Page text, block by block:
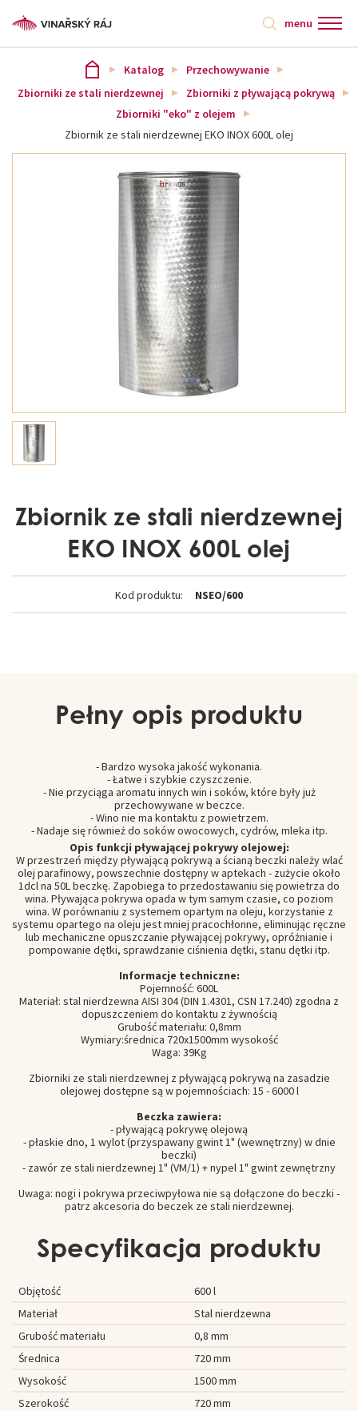
menu
Katalog
Przechowywanie
Zbiorniki ze stali nierdzewnej
Zbiorniki z pływającą pokrywą
Zbiorniki "eko" z olejem
Zbiornik ze stali nierdzewnej EKO INOX 600L olej
Zbiornik ze stali nierdzewnej
EKO INOX 600L olej
Kod produktu: NSEO/600
Pełny opis produktu
- Bardzo wysoka jakość wykonania.
- Łatwe i szybkie czyszczenie.
- Nie przyciąga aromatu innych win i soków, które były już
przechowywane w beczce.
- Wino nie ma kontaktu z powietrzem.
- Nadaje się również do soków owocowych, cydrów, mleka itp.
Opis funkcji pływającej pokrywy olejowej:
W przestrzeń między pływającą pokrywą a ścianą beczki należy wlać
olej parafinowy, powszechnie dostępny w aptekach - zużycie około
1dcl na 50L beczkę. Zapobiega to przedostawaniu się powietrza do
wina. Pływająca pokrywa opada w tym samym czasie, co poziom
wina. W porównaniu z systemem opartym na oleju, korzystanie z
systemu opartego na oleju jest mniej pracochłonne, eliminując ręczne
lub mechaniczne opuszczanie pływającej pokrywy, opróżnianie i
pompowanie dętki, sprawdzanie ciśnienia dętki, stanu dętki itp.
Informacje techniczne:
Pojemność: 600L
Materiał: stal nierdzewna AISI 304 (DIN 1.4301, CSN 17.240) zgodna z
dopuszczeniem do kontaktu z żywnością
Grubość materiału: 0,8mm
Wymiary:średnica 720x1500mm wysokość
Waga: 39Kg
Zbiorniki ze stali nierdzewnej z pływającą pokrywą na zasadzie
olejowej dostępne są w pojemnościach: 15 - 6000 l
Beczka zawiera:
- pływającą pokrywę olejową
- płaskie dno, 1 wylot (przyspawany gwint 1" (wewnętrzny) w dnie
beczki)
- zawór ze stali nierdzewnej 1" (VM/1) + nypel 1" gwint zewnętrzny
Uwaga: nogi i pokrywa przeciwpyłowa nie są dołączone do beczki -
patrz akcesoria do beczek ze stali nierdzewnej.
Specyfikacja produktu
Objętość
600 l
Materiał
Stal nierdzewna
Grubość materiału
0,8 mm
Średnica
720 mm
Wysokość
1500 mm
Szerokość
720 mm